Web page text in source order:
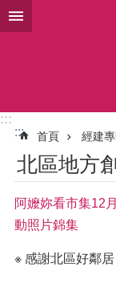
跳到主要內容區塊
:::
:::
首頁 經建
北區地方
阿嬤妳看市集12
動照片錦集
※ 感謝北區好鄰